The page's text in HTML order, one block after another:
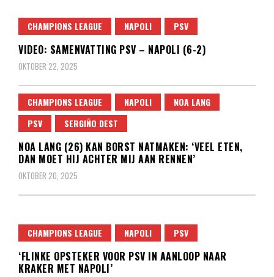
CHAMPIONS LEAGUE NAPOLI PSV
VIDEO: SAMENVATTING PSV – NAPOLI (6-2)
OKTOBER 22, 2025
CHAMPIONS LEAGUE NAPOLI
NOA LANG
PSV
SERGIÑO DEST
NOA LANG (26) KAN BORST NATMAKEN: ‘VEEL ETEN,
DAN MOET HIJ ACHTER MIJ AAN RENNEN’
OKTOBER 20, 2025
CHAMPIONS LEAGUE NAPOLI PSV
‘FLINKE OPSTEKER VOOR PSV IN AANLOOP NAAR
KRAKER MET NAPOLI’